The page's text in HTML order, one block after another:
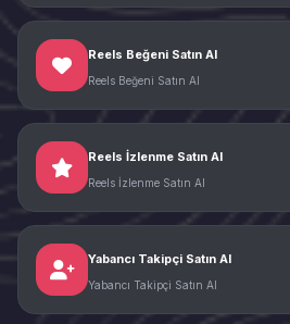
Reels Beğeni Satın Al
Reels Beğeni Satın Al
Reels İzlenme Satın Al
Reels İzlenme Satın Al
Yabancı Takipçi Satın Al
Yabancı Takipçi Satın Al